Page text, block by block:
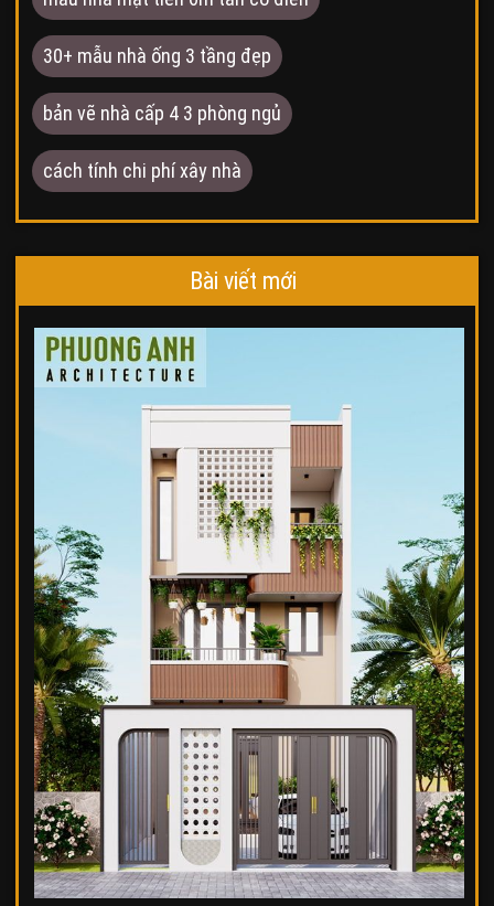
30+ mẫu nhà ống 3 tầng đẹp
bản vẽ nhà cấp 4 3 phòng ngủ
cách tính chi phí xây nhà
Bài viết mới